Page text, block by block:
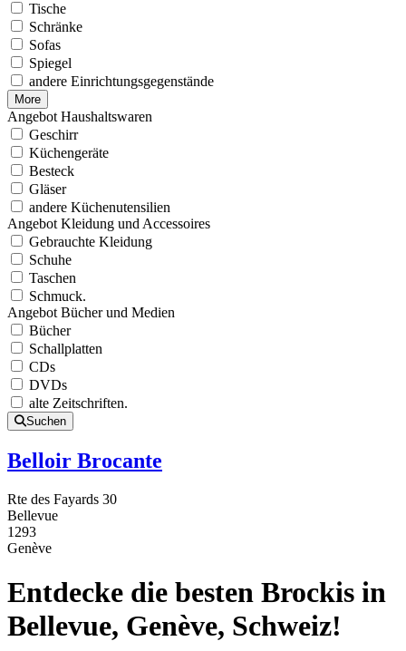
Tische
Schränke
Sofas
Spiegel
andere Einrichtungsgegenstände
More
Angebot Haushaltswaren
Geschirr
Küchengeräte
Besteck
Gläser
andere Küchenutensilien
Angebot Kleidung und Accessoires
Gebrauchte Kleidung
Schuhe
Taschen
Schmuck.
Angebot Bücher und Medien
Bücher
Schallplatten
CDs
DVDs
alte Zeitschriften.
Suchen
Belloir Brocante
Rte des Fayards 30
Bellevue
1293
Genève
Entdecke die besten Brockis in
Bellevue, Genève, Schweiz!